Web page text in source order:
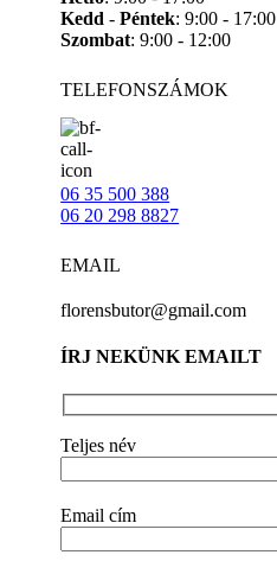
Kedd-Péntek: 9:00 - 17:00
Szombat: 9:00 - 12:00
TELEFONSZÁMOK
06 35 500 388
06 20 298 8827
EMAIL
florensbutor@gmail.com
ÍRJ NEKÜNK EMAILT
Teljes név
Email cím